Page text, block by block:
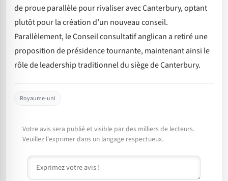
de proue parallèle pour rivaliser avec Canterbury, optant
plutôt pour la création d’un nouveau conseil.
Parallèlement, le Conseil consultatif anglican a retiré une
proposition de présidence tournante, maintenant ainsi le
rôle de leadership traditionnel du siège de Canterbury.
Royaume-uni
Votre avis sera publié et visible par des milliers de lecteurs.
Veuillez l'exprimer dans un langage respectueux.
Commentaire